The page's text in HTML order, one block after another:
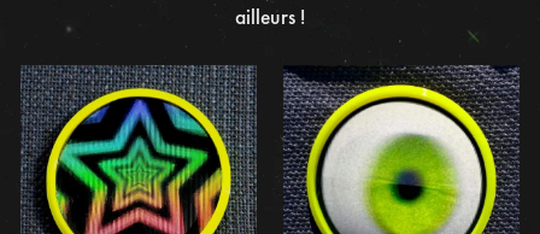
ailleurs !